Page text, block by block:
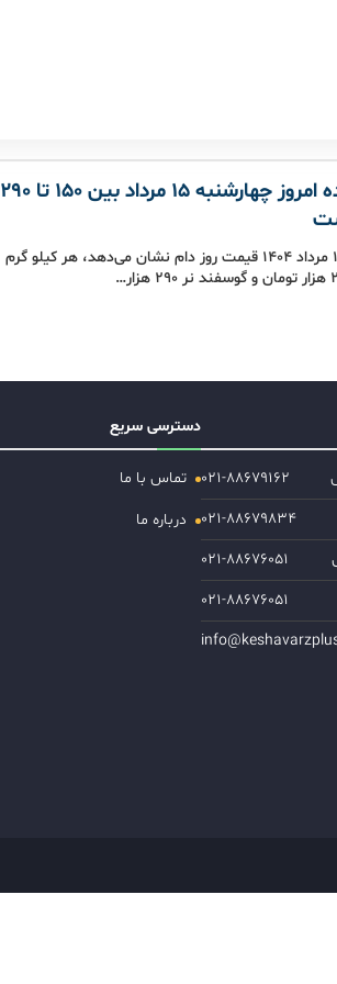
قیمت دام زنده امروز چهارشنبه ۱۵ مرداد بین ۱۵۰ تا ۲۹۰
امروز چهارشنبه ۱۵ مرداد ۱۴۰۴ قیمت روز دام نشان می‌دهد، هر کیلو گرم
۰۲۱-۸۸۶۷۹۱۶۲
۰۲۱-۸۸۶۷۹۸۳۴
۰۲۱-۸۸۶۷۶۰۵۱
۰۲۱-۸۸۶۷۶۰۵۱
دسترسی سریع
تماس با ما
درباره ما